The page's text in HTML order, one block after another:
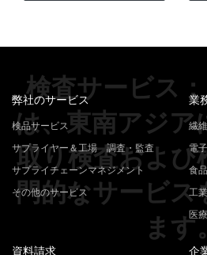
検査サービス
は、東南アジア
取り検査および
門的なサービス
ます
弊社のサービス
検品サービス
サプライヤー＆工場 調査・監査
サプライチェーンマネジメント
その他のサービス
業
繊
電
食
工
医
資料請求 企